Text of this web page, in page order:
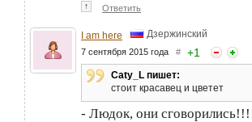
↑ Ответить
I am here Дзержинский
7 сентября 2015 года # +1
Caty_L пишет:
стоит красавец и цветет
- Людок, они